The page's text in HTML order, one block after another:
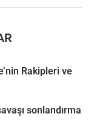
Rakipleri ve
sonlandırma